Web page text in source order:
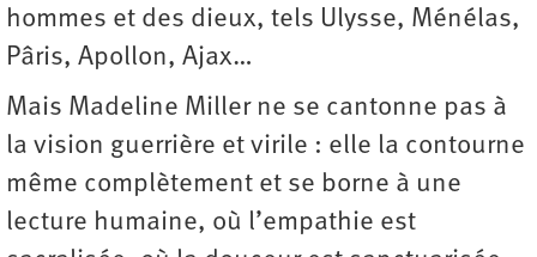
hommes et des dieux, tels Ulysse, Ménélas,
Pâris, Apollon, Ajax…
Mais Madeline Miller ne se cantonne pas à
la vision guerrière et virile : elle la contourne
même complètement et se borne à une
lecture humaine, où l’empathie est